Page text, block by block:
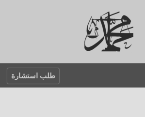
طلب استشارة